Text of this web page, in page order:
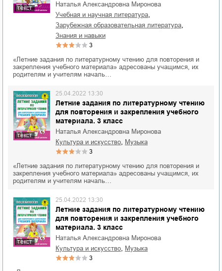
текст
Наталья Александровна Миронова
учебная и научная литература
зарубежная образовательная литература
знания и навыки
3
«Летние задания по литературному чтению для повторения и
закрепления учебного материала» адресованы учащимся, их
родителям и учителям началь…
текст
Летние задания по литературному чтению
для повторения и закрепления учебного
материала. 3 класс
25.04.2022 13:30
Наталья Александровна Миронова
культура и искусство
музыка
3
«Летние задания по литературному чтению для повторения и
закрепления учебного материала» адресованы учащимся, их
родителям и учителям началь…
текст
Летние задания по литературному чтению
для повторения и закрепления учебного
материала. 3 класс
25.04.2022 13:30
Наталья Александровна Миронова
культура и искусство
музыка
3